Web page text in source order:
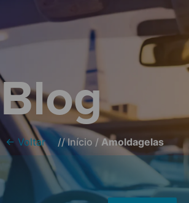
Blog
← Voltar //Início / Amoldagelas